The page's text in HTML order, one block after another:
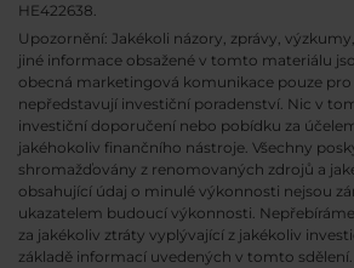
HE422638.
Upozornění: Jakékoli názory, zprávy,
jiné informace obsažené v tomto materiálu
obecná marketingová komunikace pouze
nepředstavují investiční poradenství. Nic v
investiční doporučení nebo pobídku za
jakéhokoliv finančního nástroje. Všechny
shromažďovány z renomovaných zdrojů a
obsahující údaj o minulé výkonnosti nejsou
ukazatelem budoucí výkonnosti.
za jakékoliv ztráty vyplývající z jakékoliv
základě informací uvedených v tomto